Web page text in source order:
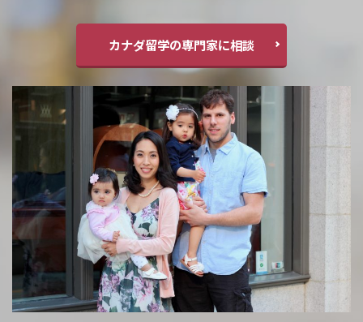
カナダ留学の専門家に相談